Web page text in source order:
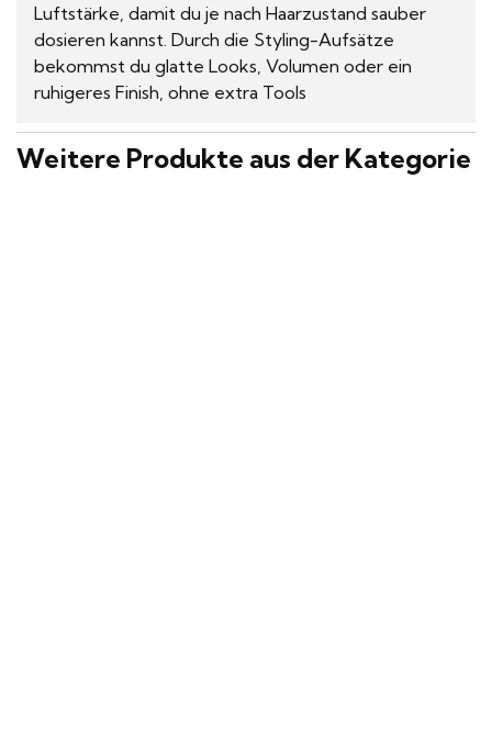
Luftstärke, damit du je nach Haarzustand sauber
dosieren kannst. Durch die Styling-Aufsätze
bekommst du glatte Looks, Volumen oder ein
ruhigeres Finish, ohne extra Tools
Weitere Produkte aus der Kategorie